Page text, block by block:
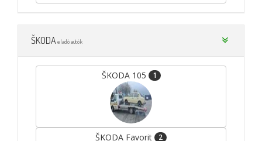
ŠKODAeladó autók
ŠKODA 105 1
ŠKODA Favorit 2